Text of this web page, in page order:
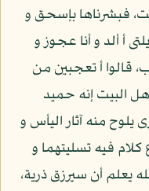
فبشرناها بإسحق و
أ ألد و أنا عجوز و
قالوا أ تعجبين من
البيت إنه حميد
كما ترى يلوح منه آثار اليأس و
كلام فيه تسليتهما و
يعلم أن سيرزق ذرية،